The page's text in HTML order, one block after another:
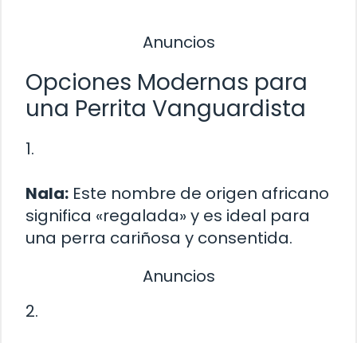
Anuncios
Opciones Modernas para
una Perrita Vanguardista
1.
Nala: Este nombre de origen africano
significa «regalada» y es ideal para
una perra cariñosa y consentida.
Anuncios
2.